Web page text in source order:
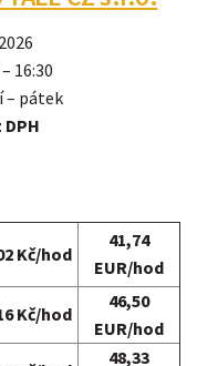
16:30
– pátek
Kč/hod
41,74
EUR/hod
Kč/hod
46,50
EUR/hod
48,33